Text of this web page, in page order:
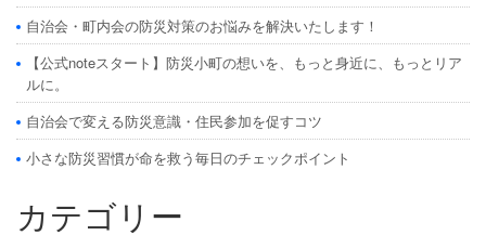
自治会・町内会の防災対策のお悩みを解決いたします！
【公式noteスタート】防災小町の想いを、もっと身近に、もっとリア
ルに。
自治会で変える防災意識・住民参加を促すコツ
小さな防災習慣が命を救う毎日のチェックポイント
カテゴリー